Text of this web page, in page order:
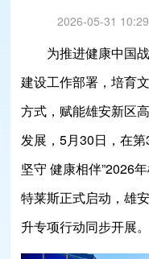
2026-05-31
为推进健康中国战
建设工作部署，培育
方式，赋能雄安新区
发展，5月30日，在
坚守 健康相伴”2026
特莱斯正式启动，雄
升专项行动同步开展。